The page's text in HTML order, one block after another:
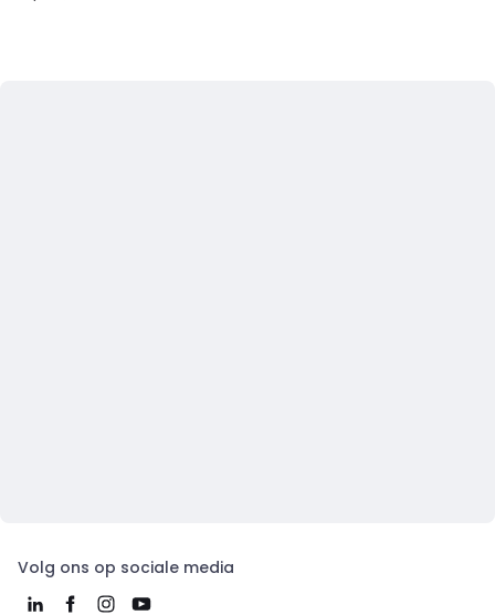
Volg ons op sociale media